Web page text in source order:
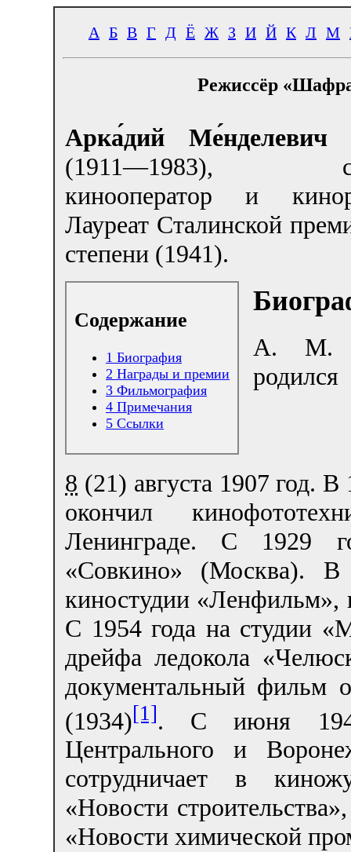
А Б В Г Д Ё Ж З И Й К Л М
Режиссёр
Арка́дий
(1911—1983),
кинооператор и
Лауреат Сталинской
степени (1941).
Содержание
1 Биография
2 Награды и премии
3 Фильмография
4 Примечания
5 Ссылки
А. М.
родился
8 (21) августа 1907 год. В
окончил
Ленинграде. С 1929
«Совкино» (Москва). В
киностудии
С 1954 года на студии
дрейфа ледокола
документальный фильм
(1934)[1]. С июня 1941
Центрального и
сотрудничает в
«Новости
«Новости химической